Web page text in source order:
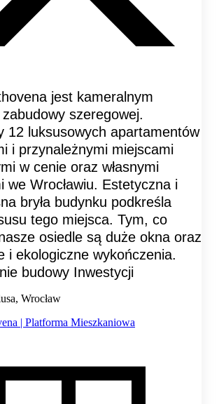
jest kameralnym
zabudowy szeregowej.
12 luksusowych apartamentów
i przynależnymi miejscami
w cenie oraz własnymi
we Wrocławiu. Estetyczna i
bryła budynku podkreśla
tego miejsca. Tym, co
osiedle są duże okna oraz
i ekologiczne wykończenia.
budowy Inwestycji
Wrocław
| Platforma Mieszkaniowa